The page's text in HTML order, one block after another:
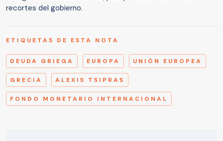
recortes del gobierno.
ETIQUETAS DE ESTA NOTA
DEUDA GRIEGA EUROPA UNIÓN EUROPEA
GRECIA ALEXIS TSIPRAS
FONDO MONETARIO INTERNACIONAL